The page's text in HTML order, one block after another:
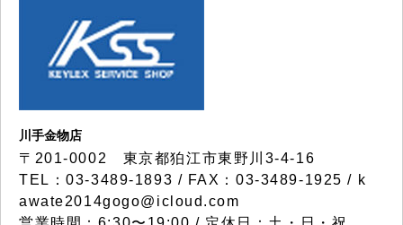
川手金物店
〒201-0002 東京都狛江市東野川3-4-16
TEL：03-3489-1893 / FAX：03-3489-1925 / k
awate2014gogo@icloud.com